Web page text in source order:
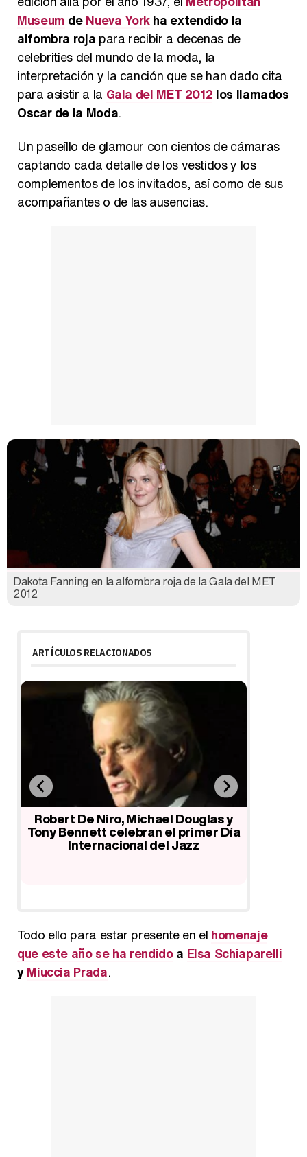
Museum deNueva Yorkha extendido la
alfombra roja para recibir a decenas de
celebrities del mundo de la moda, la
interpretación y la canción que se han dado cita
para asistir a la Gala del MET 2012 los llamados
Oscar de la Moda.
Un paseíllo de glamour con cientos de cámaras
captando cada detalle de los vestidos y los
complementos de los invitados, así como de sus
acompañantes o de las ausencias.
Dakota Fanning en la alfombra roja de la Gala del MET
2012
ARTÍCULOS RELACIONADOS
Robert De Niro, Michael Douglas y
Tony Bennett celebran el primer Día
Internacional del Jazz
Todo ello para estar presente en el homenaje
que este año se ha rendidoa Elsa Schiaparelli
yMiuccia Prada.